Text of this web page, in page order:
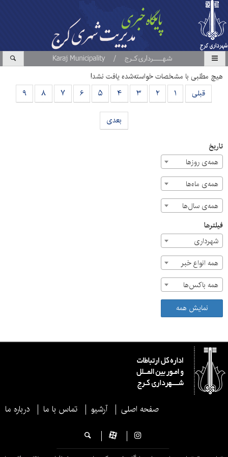
هیچ مطلبی با مشخصات خواسته‌شده یافت نشد!
قبلی
۱ ۲ ۳ ۴ ۵ ۶ ۷ ۸ ۹
بعدی
تاریخ
همه‌ی روزها
همه‌ی ماه‌ها
همه‌ی سال‌ها
فیلترها
شهرداری
همه انواع خبر
همه باکس‌ها
نمایش همه
صفحه اصلی آرشیو تماس با ما درباره ما